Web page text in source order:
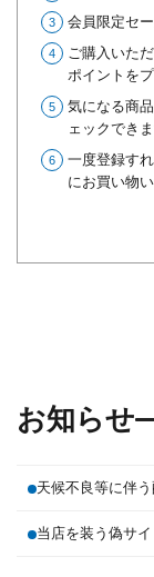
会員限定セ
ご購入いた
ポイントを
気になる商
ェックできま
一度登録す
にお買い物
お知らせ
天候不良等に伴
当店を装う偽サ